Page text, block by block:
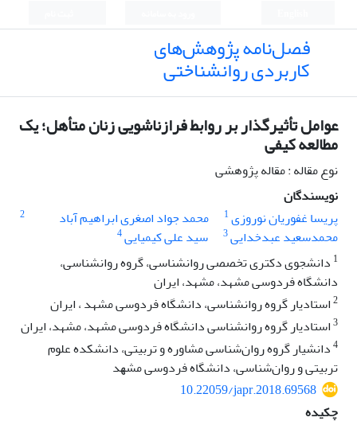
فصل‌نامه پژوهش‌های
کاربردی روانشناختی
عوامل تأثیرگذار بر روابط فرازناشویی زنان متأهل؛ یک
مطالعه کیفی
نوع مقاله : مقاله پژوهشی
نویسندگان
پریسا غفوریان نوروزی1 محمد جواد اصغری ابراهیم آباد 2
محمدسعید عبدخدایی3 سید علی کیمیایی4
1 دانشجوی دکتری تخصصی روانشناسی، گروه روانشناسی،
دانشگاه فردوسی مشهد، مشهد، ایران
2استادیار گروه روانشناسی، دانشگاه فردوسی مشهد ، ایران
3استادیار گروه روانشناسی دانشگاه فردوسی مشهد، مشهد، ایران
4داﻧﺸﯿﺎر ﮔﺮوه روانﺷﻨﺎﺳﯽ ﻣﺸﺎوره و ﺗﺮﺑﯿﺘﯽ، داﻧﺸﮑﺪه ﻋﻠﻮم
ﺗﺮﺑﯿﺘﯽ و روانﺷﻨﺎﺳﯽ، داﻧﺸﮕﺎه ﻓﺮدوﺳﯽ ﻣﺸﻬﺪ
10.22059/japr.2018.69568
چکیده